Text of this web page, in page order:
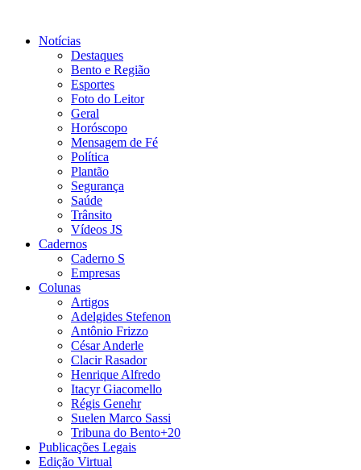
Notícias
Destaques
Bento e Região
Esportes
Foto do Leitor
Geral
Horóscopo
Mensagem de Fé
Política
Plantão
Segurança
Saúde
Trânsito
Vídeos JS
Cadernos
Caderno S
Empresas
Colunas
Artigos
Adelgides Stefenon
Antônio Frizzo
César Anderle
Clacir Rasador
Henrique Alfredo
Itacyr Giacomello
Régis Genehr
Suelen Marco Sassi
Tribuna do Bento+20
Publicações Legais
Edição Virtual